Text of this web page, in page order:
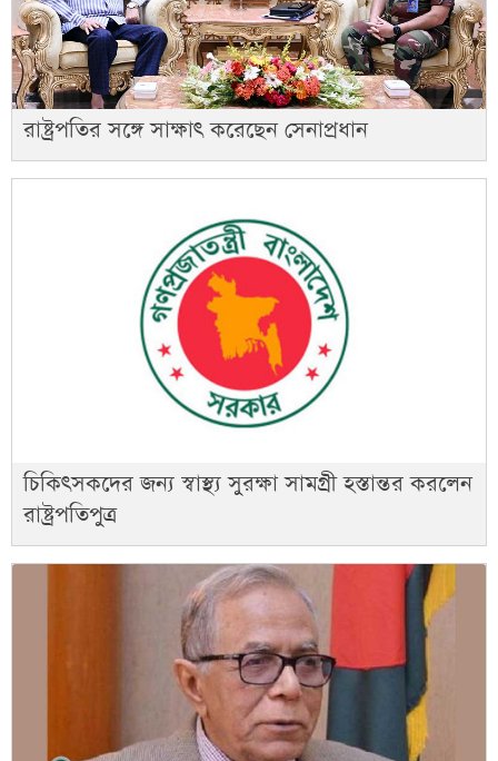
রাষ্ট্রপতির সঙ্গে সাক্ষাৎ করেছেন সেনাপ্রধান
চিকিৎসকদের জন্য স্বাস্থ্য সুরক্ষা সামগ্রী হস্তান্তর করলেন
রাষ্ট্রপতিপুত্র